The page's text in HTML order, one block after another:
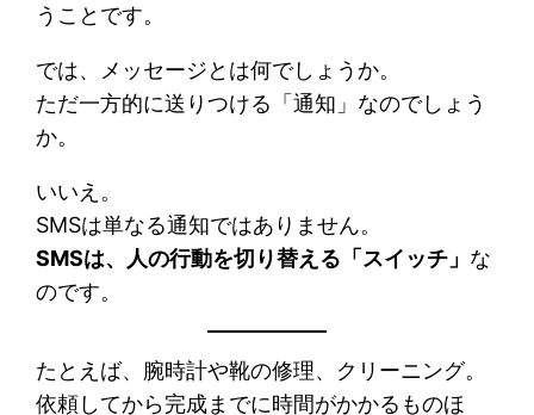
うことです。
では、メッセージとは何でしょうか。
ただ一方的に送りつける「通知」なのでしょう
か。
いいえ。
SMSは単なる通知ではありません。
SMSは、人の行動を切り替える「スイッチ」 な
のです。
たとえば、腕時計や靴の修理、クリーニング。
依頼してから完成までに時間がかかるものほ